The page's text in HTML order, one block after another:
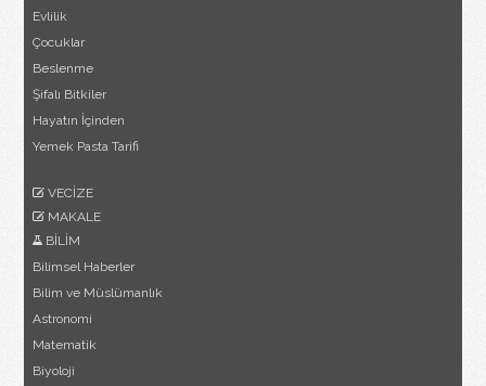
Evlilik
Çocuklar
Beslenme
Şifalı Bitkiler
Hayatın İçinden
Yemek Pasta Tarifi
VECİZE
MAKALE
BİLİM
Bilimsel Haberler
Bilim ve Müslümanlık
Astronomi
Matematik
Biyoloji